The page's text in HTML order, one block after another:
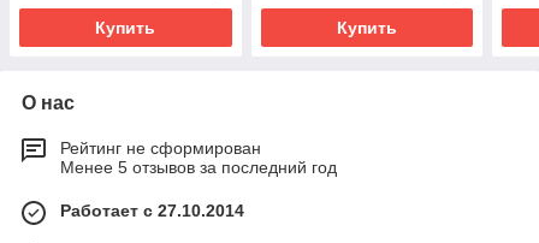
Купить Купить
О нас
Рейтинг не сформирован
Менее 5 отзывов за последний год
Работает с 27.10.2014